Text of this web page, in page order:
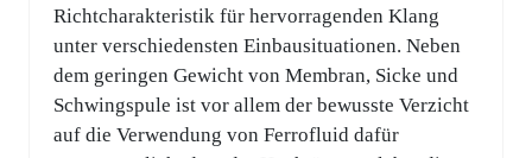
Richtcharakteristik für hervorragenden Klang
unter verschiedensten Einbausituationen. Neben
dem geringen Gewicht von Membran, Sicke und
Schwingspule ist vor allem der bewusste Verzicht
auf die Verwendung von Ferrofluid dafür